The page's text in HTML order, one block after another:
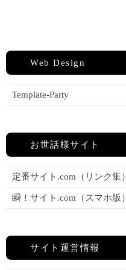
Web Design
Template-Party
お世話様サイト
定番サイト.com（リンク集）
瞬！サイト.com（スマホ版）
サイト運営情報